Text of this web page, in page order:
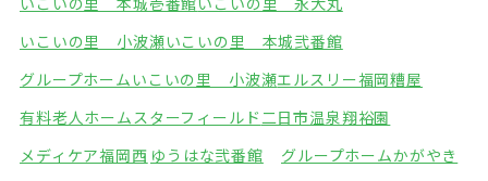
いこいの里 小波瀬いこいの里 本城弐番館
グループホームいこいの里 小波瀬エルスリー福岡糟屋
有料老人ホームスターフィールド二日市温泉翔裕園
メディケア福岡西 ゆうはな弐番館
グループホームかがやき